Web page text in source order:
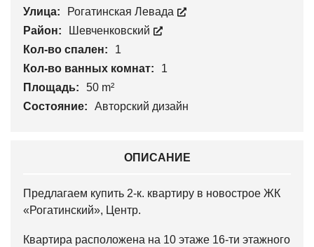
Улица:
Рогатинская Левада
Район:
Шевченковский
Кол-во спален:
1
Кол-во ванных комнат:
1
Площадь:
50 m²
Состояние:
Авторский дизайн
ОПИСАНИЕ
Предлагаем купить 2-к. квартиру в новострое ЖК
«Рогатинский», Центр.
Квартира расположена на 10 этаже 16-ти этажного